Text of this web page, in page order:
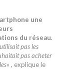
une
du réseau.
pas les
pas acheter
« , explique le